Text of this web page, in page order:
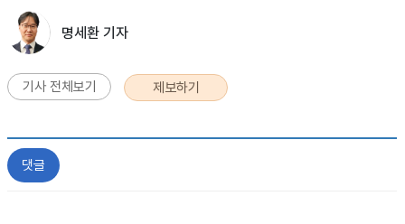
명세환 기자
기사 전체보기 제보하기
댓글